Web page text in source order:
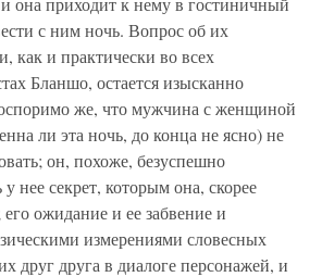
с ним ночь. Вопрос об их
как и практически во всех
Бланшо, остается изысканно
же, что мужчина с женщиной
ли эта ночь, до конца не ясно) не
он, похоже, безуспешно
нее секрет, которым она, скорее
его ожидание и ее забвение и
измерениями словесных
друг друга в диалоге персонажей, и